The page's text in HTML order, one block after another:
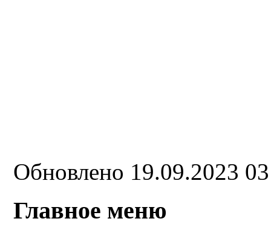
Обновлено 19.09.2023
Главное меню